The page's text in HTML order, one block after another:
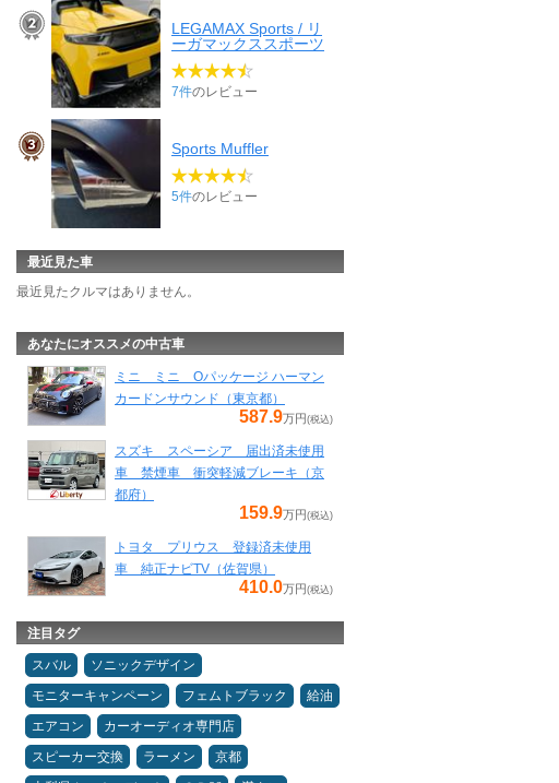
LEGAMAX Sports / リ
ーガマックススポーツ
7件のレビュー
Sports Muffler
5件のレビュー
最近見た車
最近見たクルマはありません。
あなたにオススメの中古車
ミニ ミニ Oパッケージ ハーマン
カードンサウンド（東京都）
587.9万円(税込)
スズキ スペーシア 届出済未使用
車 禁煙車 衝突軽減ブレーキ（京
都府）
159.9万円(税込)
トヨタ プリウス 登録済未使用
車 純正ナビTV（佐賀県）
410.0万円(税込)
注目タグ
スバル
ソニックデザイン
モニターキャンペーン
フェムトブラック
給油
エアコン
カーオーディオ専門店
スピーカー交換
ラーメン
京都